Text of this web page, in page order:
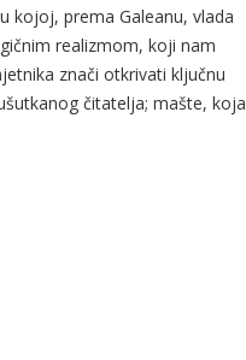
kojoj, prema Galeanu, vlada
realizmom, koji nam
znači otkrivati ključnu
čitatelja; mašte, koja